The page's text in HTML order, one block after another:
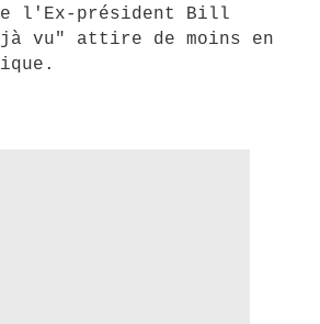
l'Ex-président Bill
vu" attire de moins en